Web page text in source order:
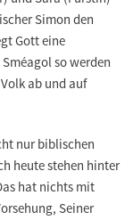
Simon den
Gott eine
so werden
ab und auf
nur biblischen
heute stehen hinter
hat nichts mit
Seiner